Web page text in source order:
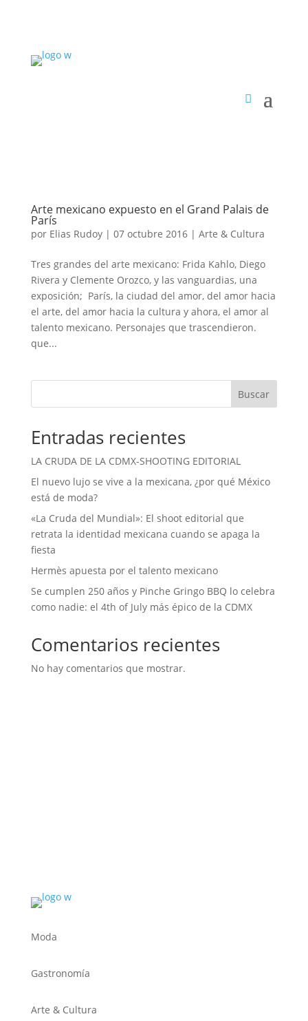
Arte mexicano expuesto en el Grand Palais de
París
por Elias Rudoy| 07 octubre 2016| Arte & Cultura
Tres grandes del arte mexicano: Frida Kahlo, Diego
Rivera y Clemente Orozco, y las vanguardias, una
exposición; París, la ciudad del amor, del amor hacia
el arte, del amor hacia la cultura y ahora, el amor al
talento mexicano. Personajes que trascendieron.
que...
Buscar
Entradas recientes
LA CRUDA DE LA CDMX-SHOOTING EDITORIAL
El nuevo lujo se vive a la mexicana, ¿por qué México
está de moda?
«La Cruda del Mundial»: El shoot editorial que
retrata la identidad mexicana cuando se apaga la
fiesta
Hermès apuesta por el talento mexicano
Se cumplen 250 años y Pinche Gringo BBQ lo celebra
como nadie: el 4th of July más épico de la CDMX
Comentarios recientes
No hay comentarios que mostrar.
Moda
Gastronomía
Arte & Cultura